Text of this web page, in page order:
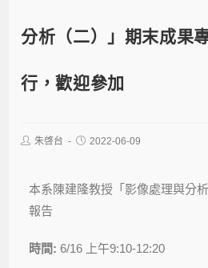
分析（二）」期末成果
行，歡迎參加
朱啓台 2022-06-09
本系陳建隆教授「影像處理與分
報告
時間: 6/16 上午9:10-12:20